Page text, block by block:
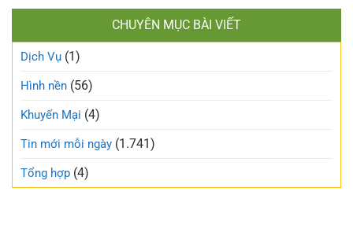
CHUYÊN MỤC BÀI VIẾT
Dịch Vụ (1)
Hình nền (56)
Khuyến Mại (4)
Tin mới mỗi ngày (1.741)
Tổng hợp (4)